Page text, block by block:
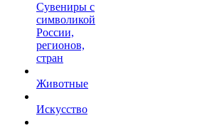
Сувениры с
символикой
России,
регионов,
стран
Животные
Искусство